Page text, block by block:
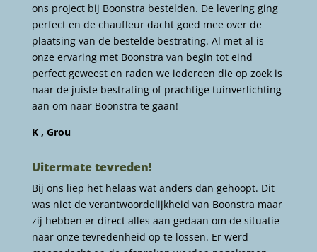
ons project bij Boonstra bestelden. De levering ging
perfect en de chauffeur dacht goed mee over de
plaatsing van de bestelde bestrating. Al met al is
onze ervaring met Boonstra van begin tot eind
perfect geweest en raden we iedereen die op zoek is
naar de juiste bestrating of prachtige tuinverlichting
aan om naar Boonstra te gaan!
K , Grou
Uitermate tevreden!
Bij ons liep het helaas wat anders dan gehoopt. Dit
was niet de verantwoordelijkheid van Boonstra maar
zij hebben er direct alles aan gedaan om de situatie
naar onze tevredenheid op te lossen. Er werd